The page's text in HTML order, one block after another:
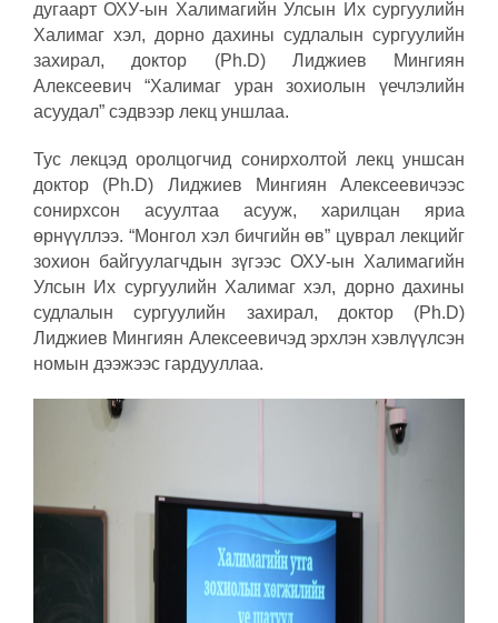
дугаарт ОХУ-ын Халимагийн Улсын Их сургуулийн
Халимаг хэл, дорно дахины судлалын сургуулийн
захирал, доктор (Ph.D) Лиджиев Мингиян
Алексеевич “Халимаг уран зохиолын үечлэлийн
асуудал” сэдвээр лекц уншлаа.
Тус лекцэд оролцогчид сонирхолтой лекц уншсан
доктор (Ph.D) Лиджиев Мингиян Алексеевичээс
сонирхсон асуултаа асууж, харилцан яриа
өрнүүллээ. “Монгол хэл бичгийн өв” цуврал лекцийг
зохион байгуулагчдын зүгээс ОХУ-ын Халимагийн
Улсын Их сургуулийн Халимаг хэл, дорно дахины
судлалын сургуулийн захирал, доктор (Ph.D)
Лиджиев Мингиян Алексеевичэд эрхлэн хэвлүүлсэн
номын дээжээс гардууллаа.